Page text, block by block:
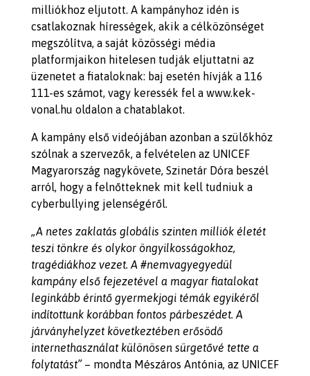
milliókhoz eljutott. A kampányhoz idén is
csatlakoznak hírességek, akik a célközönséget
megszólítva, a saját közösségi média
platformjaikon hitelesen tudják eljuttatni az
üzenetet a fiataloknak: baj esetén hívják a 116
111-es számot, vagy keressék fel a www.kek-
vonal.hu oldalon a chatablakot.
A kampány első videójában azonban a szülőkhöz
szólnak a szervezők, a felvételen az UNICEF
Magyarország nagykövete, Szinetár Dóra beszél
arról, hogy a felnőtteknek mit kell tudniuk a
cyberbullying jelenségéről.
„A netes zaklatás globális szinten milliók életét
teszi tönkre és olykor öngyilkosságokhoz,
tragédiákhoz vezet. A #nemvagyegyedül
kampány első fejezetével a magyar fiatalokat
leginkább érintő gyermekjogi témák egyikéről
indítottunk korábban fontos párbeszédet. A
járványhelyzet következtében erősödő
internethasználat különösen sürgetővé tette a
folytatást” – mondta Mészáros Antónia, az UNICEF